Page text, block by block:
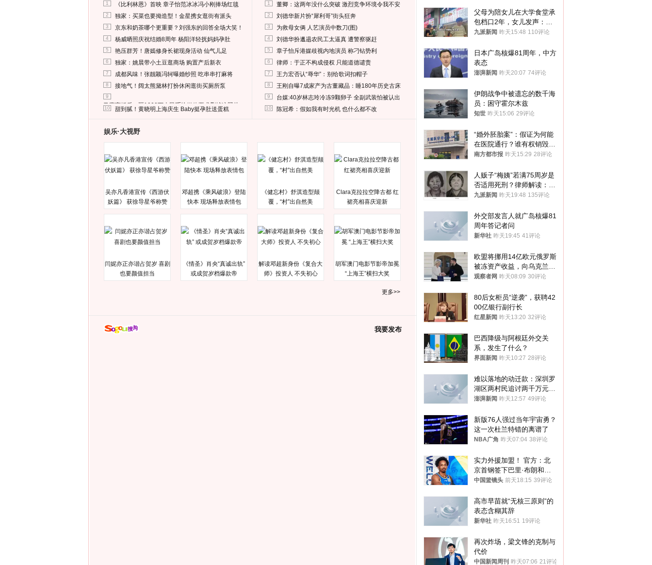
1 《比利林恩》首映 章子怡范冰冰冯小刚捧场红毯
2 独家：买菜也要拗造型！金星携女逛街有派头
3 京东和奶茶哪个更重要？刘强东的回答全场大笑！
4 杨威晒照庆祝结婚8周年 杨阳洋轻抚妈妈孕肚
5 艳压群芳！唐嫣修身长裙现身活动 仙气儿足
6 独家：姚晨带小土豆逛商场 购置产后新衣
7 成都风味！张靓颖冯轲曝婚纱照 吃串串打麻将
8 接地气！阔太熊黛林打扮休闲逛街买厕所泵
9
马蓉离婚后，砸1000万人民币给媒体要求删掉这照片
10 甜到腻！黄晓明上海庆生 Baby挺孕肚送蛋糕
1 董卿：这两年没什么突破 激烈竞争环境令我不安
2 刘德华新片扮“犀利哥”街头狂奔
3 为救母女俩 人艺演员中数刀(图)
4 刘德华扮邋遢农民工太逼真 遭警察驱赶
5 章子怡斥港媒歧视内地演员 称刁钻势利
6 律师：于正不构成侵权 只能道德谴责
7 王力宏否认“辱华”：别给歌词扣帽子
8 王刚自曝7成家产为古董藏品：睡180年历史古床
9 台媒:40岁林志玲冷冻9颗卵子 全副武装怕被认出
10 陈冠希：假如我有时光机 也什么都不改
娱乐·大视野
吴亦凡香港宣传《西游伏
妖篇》 获徐导星爷称赞
邓超携《乘风破浪》登陆
快本 现场释放表情包
《健忘村》舒淇造型颠
覆，“村”出自然美
Clara克拉拉空降古都 红
裙亮相喜庆迎新
闫妮亦正亦谐占贺岁 喜剧
也要颜值担当
《情圣》肖央“真诚出轨”
或成贺岁档爆款帝
解读邓超新身份《复合大
师》投资人 不失初心
胡军澳门电影节影帝加冕
“上海王”横扫大奖
更多>>
我要发布
父母为陪女儿在大学食堂承
包档口2年，女儿发声：初
衷是为了陪伴，毕业后将不
九派新闻 昨天15:48 110评论
日本广岛核爆81周年，中方
表态
澎湃新闻 昨天20:07 74评论
伊朗战争中被遗忘的数千海
员：困守霍尔木兹
知世 昨天15:06 29评论
“婚外胚胎案”：假证为何能
在医院通行？谁有权销毁胚
胎？
南方都市报 昨天15:29 28评论
人贩子“梅姨”若满75周岁是
否适用死刑？律师解读：很
大概率不会被判处死刑
九派新闻 昨天19:48 135评论
外交部发言人就广岛核爆81
周年答记者问
新华社 昨天19:45 41评论
欧盟将挪用14亿欧元俄罗斯
被冻资产收益，向乌克兰提
供援助
观察者网 昨天08:09 30评论
80后女柜员“逆袭”，获聘42
00亿银行副行长
红星新闻 昨天13:20 32评论
巴西降级与阿根廷外交关
系，发生了什么？
界面新闻 昨天10:27 28评论
难以落地的动迁款：深圳罗
湖区两村民追讨两千万元动
迁款八年未果
澎湃新闻 昨天12:57 49评论
新版76人强过当年宇宙勇？
这一次杜兰特错的离谱了
NBA广角 昨天07:04 38评论
实力外援加盟！ 官方：北
京首钢签下巴里·布朗和桑
普森
中国篮镜头 前天18:15 39评论
高市早苗就“无核三原则”的
表态含糊其辞
新华社 昨天16:51 19评论
再次炸场，梁文锋的克制与
代价
中国新闻周刊 昨天07:06 21评论